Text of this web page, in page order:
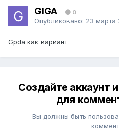
GIGA 0
Опубликовано: 23 марта
Gpda как вариант
Создайте аккаунт
для
Вы должны быть